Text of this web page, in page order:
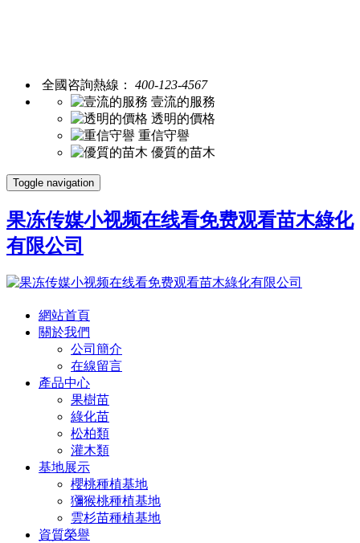
全國咨詢熱線： 400-123-4567
壹流的服務
透明的價格
重信守譽
優質的苗木
Toggle navigation
果冻传媒小视频在线看免费观看苗木綠化
有限公司
網站首頁
關於我們
公司簡介
在線留言
產品中心
果樹苗
綠化苗
松柏類
灌木類
基地展示
櫻桃種植基地
獼猴桃種植基地
雲杉苗種植基地
資質榮譽